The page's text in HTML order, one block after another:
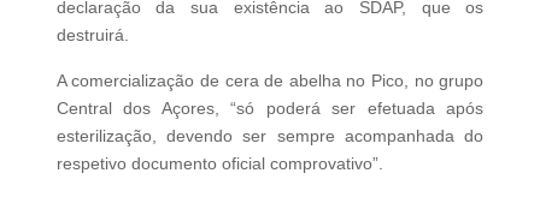
declaração da sua existência ao SDAP, que os
destruirá.
A comercialização de cera de abelha no Pico, no grupo
Central dos Açores, “só poderá ser efetuada após
esterilização, devendo ser sempre acompanhada do
respetivo documento oficial comprovativo”.